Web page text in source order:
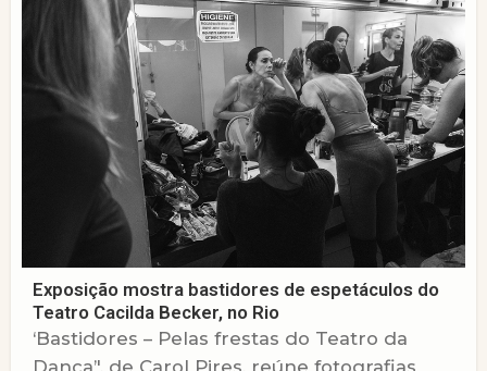
Exposição mostra bastidores de espetáculos do
Teatro Cacilda Becker, no Rio
‘Bastidores – Pelas frestas do Teatro da